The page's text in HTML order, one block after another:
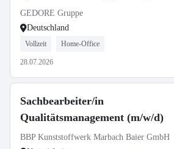
GEDORE Gruppe
Deutschland
Vollzeit Home-Office
28.07.2026
Sachbearbeiter/in
Qualitätsmanagement (m/w/d)
BBP Kunststoffwerk Marbach Baier GmbH